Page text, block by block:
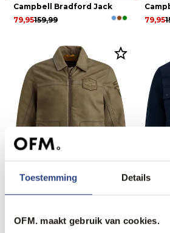
Toestemming Details
OFM. maakt gebruik van cookies.
Campbell Bradford Jack
159,99
79,95 79,95
Hudson Leren Jas
236,95